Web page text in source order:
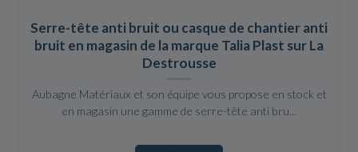
Serre-tête anti bruit ou casque de chantier anti
bruit en magasin de la marque Talia Plast sur La
Destrousse
Aubagne Matériaux et son équipe vous propose en stock et
en magasin une gamme de serre-tête anti bru...